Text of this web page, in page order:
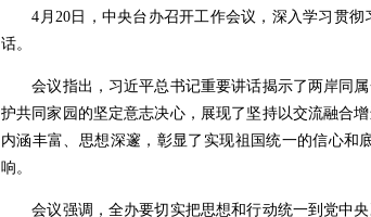
4月20日，中央台办召开工作会议，深入学习贯彻
话。
会议指出，习近平总书记重要讲话揭示了两岸同属
护共同家园的坚定意志决心，展现了坚持以交流融合
内涵丰富、思想深邃，彰显了实现祖国统一的信心
响。
会议强调，全办要切实把思想和行动统一到党中央